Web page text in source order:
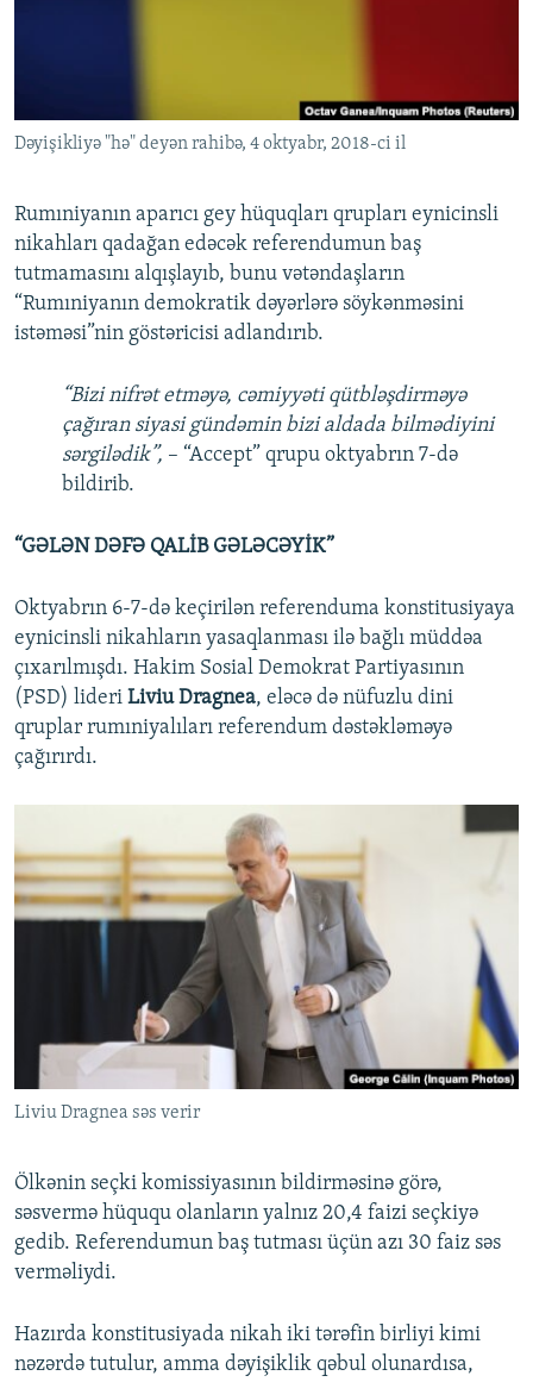
AZADLIQRADIOSU MOBIL TELEFONUNUZDA
XƏBƏR BÜLLETENLƏRIMIZ
RFE/RL-in bütün saytları
Dəyişikliyə "hə" deyən rahibə, 4 oktyabr, 2018-ci il
Rumıniyanın aparıcı gey hüquqları qrupları eynicinsli
nikahları qadağan edəcək referendumun baş
tutmamasını alqışlayıb, bunu vətəndaşların
“Rumıniyanın demokratik dəyərlərə söykənməsini
istəməsi”nin göstəricisi adlandırıb.
“Bizi nifrət etməyə, cəmiyyəti qütbləşdirməyə
çağıran siyasi gündəmin bizi aldada bilmədiyini
sərgilədik”, – “Accept” qrupu oktyabrın 7-də
bildirib.
“GƏLƏN DƏFƏ QALİB GƏLƏCƏYİK”
Oktyabrın 6-7-də keçirilən referenduma konstitusiyaya
eynicinsli nikahların yasaqlanması ilə bağlı müddəa
çıxarılmışdı. Hakim Sosial Demokrat Partiyasının
(PSD) lideri Liviu Dragnea, eləcə də nüfuzlu dini
qruplar rumıniyalıları referendum dəstəkləməyə
çağırırdı.
Liviu Dragnea səs verir
Ölkənin seçki komissiyasının bildirməsinə görə,
səsvermə hüququ olanların yalnız 20,4 faizi seçkiyə
gedib. Referendumun baş tutması üçün azı 30 faiz səs
verməliydi.
Hazırda konstitusiyada nikah iki tərəfin birliyi kimi
nəzərdə tutulur, amma dəyişiklik qəbul olunardısa,